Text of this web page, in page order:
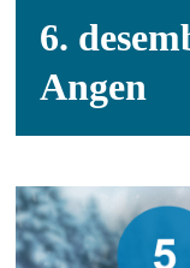
6.
Angen